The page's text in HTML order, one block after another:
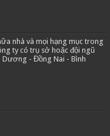
nhà và mọi hạng mục trong
ty có trụ sở hoặc đội ngũ
Dương - Đồng Nai - Bình